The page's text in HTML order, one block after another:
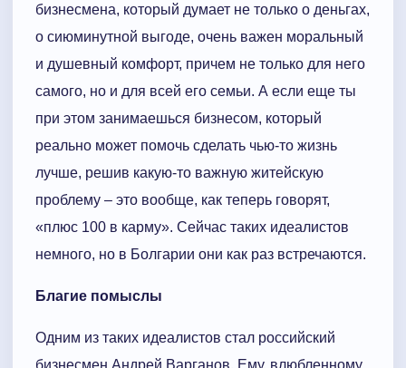
бизнесмена, который думает не только о деньгах,
о сиюминутной выгоде, очень важен моральный
и душевный комфорт, причем не только для него
самого, но и для всей его семьи. А если еще ты
при этом занимаешься бизнесом, который
реально может помочь сделать чью-то жизнь
лучше, решив какую-то важную житейскую
проблему – это вообще, как теперь говорят,
«плюс 100 в карму». Сейчас таких идеалистов
немного, но в Болгарии они как раз встречаются.
Благие помыслы
Одним из таких идеалистов стал российский
бизнесмен Андрей Варганов. Ему, влюбленному